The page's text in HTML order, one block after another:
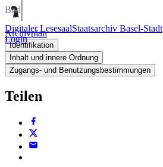
Digitaler LesesaalStaatsarchiv Basel-Stadt
Login
Bild
Archivplan
Identifikation
Inhalt und innere Ordnung
Zugangs- und Benutzungsbestimmungen
Teilen